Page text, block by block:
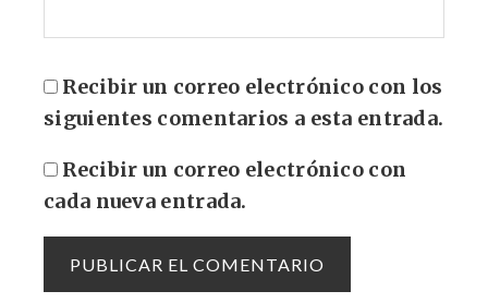
Recibir un correo electrónico con los
siguientes comentarios a esta entrada.
Recibir un correo electrónico con
cada nueva entrada.